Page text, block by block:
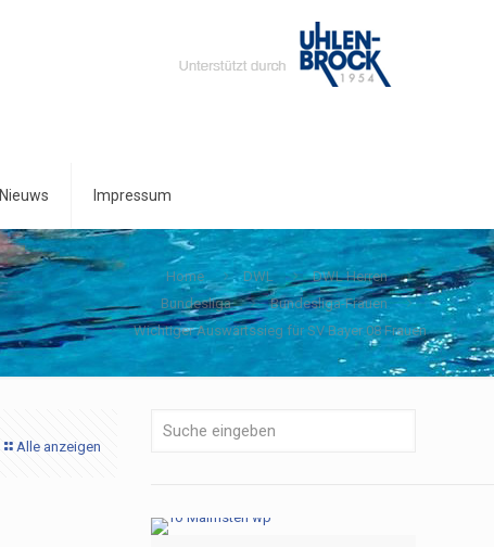
Nieuws Impressum
Home DWL
DWL Herren
Bundesliga
Bundesliga-Frauen
Wichtiger Auswärtssieg für SV Bayer 08 Frauen
Alle anzeigen